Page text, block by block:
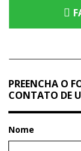
PREENCHA O
CONTATO DE
Nome